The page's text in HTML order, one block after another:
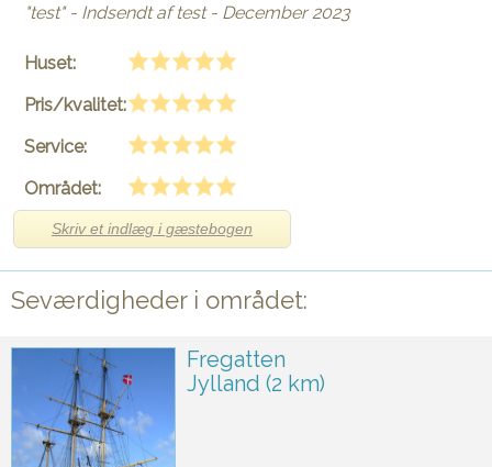
"test" - Indsendt af test - December 2023
Huset:
Pris/kvalitet:
Service:
Området:
Skriv et indlæg i gæstebogen
Seværdigheder i området:
Fregatten
Jylland (2 km)